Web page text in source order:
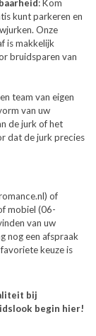
: Kom
kunt parkeren en
Onze
is makkelijk
bruidsparen van
team van eigen
van uw
de jurk of het
dat de jurk precies
of
mobiel (06-
van uw
nog een afspraak
keuze is
bij
begin hier!